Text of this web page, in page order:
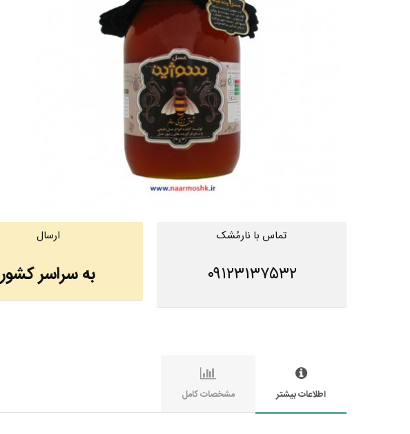
تماس با نارمُشک
۰۹۱۲۳۱۳۷۵۳۲
ارسال
به سراسر کشور
اطلاعات بیشتر مشخصات کامل